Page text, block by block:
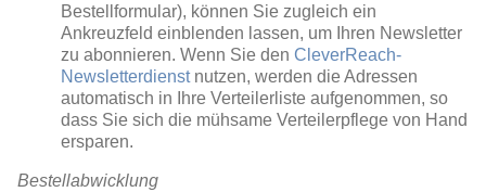
Bestellformular), können Sie zugleich ein
Ankreuzfeld einblenden lassen, um Ihren Newsletter
zu abonnieren. Wenn Sie den CleverReach-
Newsletterdienstnutzen, werden die Adressen
automatisch in Ihre Verteilerliste aufgenommen, so
dass Sie sich die mühsame Verteilerpflege von Hand
ersparen.
Bestellabwicklung